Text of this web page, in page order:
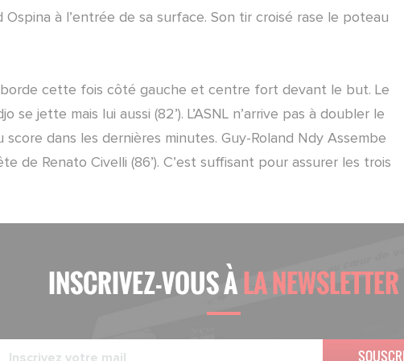
à l’entrée de sa surface. Son tir croisé rase le poteau
cette fois côté gauche et centre fort devant le but. Le
jette mais lui aussi (82’). L’ASNL n’arrive pas à doubler le
dans les dernières minutes. Guy-Roland Ndy Assembe
de Renato Civelli (86’). C’est suffisant pour assurer les trois
INSCRIVEZ-VOUS ÀLA NEWSLETTER